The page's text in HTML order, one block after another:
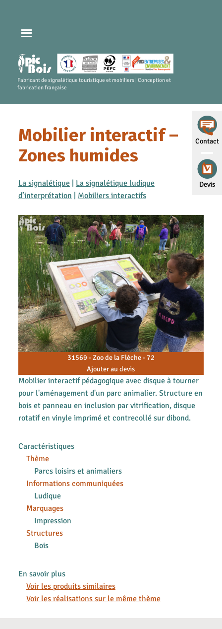
Contact
Devis
Fabricant de signalétique touristique et mobiliers | Conception et
fabrication française
Mobilier interactif –
Zones humides
La signalétique| La signalétique ludique
d’interprétation | Mobiliers interactifs
31569 - Zoo de la Flèche - 72
Ajouter au devis
Mobilier interactif pédagogique avec disque à tourner
pour l'aménagement d'un parc animalier. Structure en
bois et panneau en inclusion par vitrification, disque
rotatif en vinyle imprimé et contrecollé sur dibond.
Caractéristiques
Thème
Parcs loisirs et animaliers
Informations communiquées
Ludique
Marquages
Impression
Structures
Bois
En savoir plus
Voir les produits similaires
Voir les réalisations sur le même thème